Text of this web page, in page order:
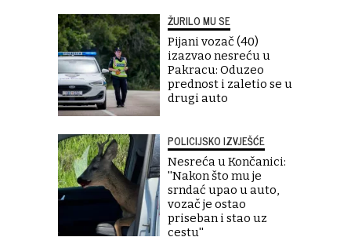
ŽURILO MU SE
Pijani vozač (40)
izazvao nesreću u
Pakracu: Oduzeo
prednost i zaletio se u
drugi auto
POLICIJSKO IZVJEŠĆE
Nesreća u Končanici:
''Nakon što mu je
srndać upao u auto,
vozač je ostao
priseban i stao uz
cestu''